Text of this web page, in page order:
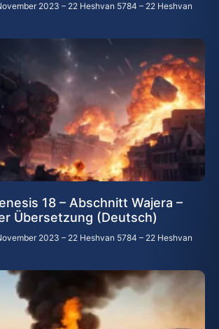
2023 – 22 Heshvan 5784 – 22 Heshvan
18 – Abschnitt Wajera –
Übersetzung (Deutsch)
2023 – 22 Heshvan 5784 – 22 Heshvan